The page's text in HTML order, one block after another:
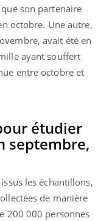
son partenaire
octobre. Une autre,
avait été en
ayant souffert
entre octobre et
étudier
septembre,
les échantillons,
de manière
200 000 personnes